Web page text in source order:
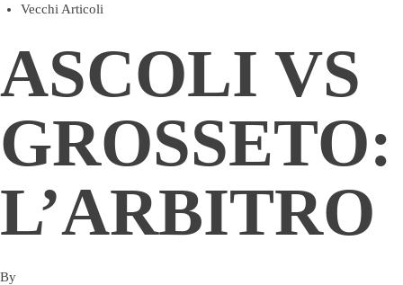
Vecchi Articoli
ASCOLI VS
GROSSETO:
L’ARBITRO
By